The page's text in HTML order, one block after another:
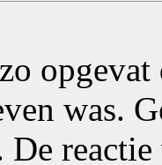
was.